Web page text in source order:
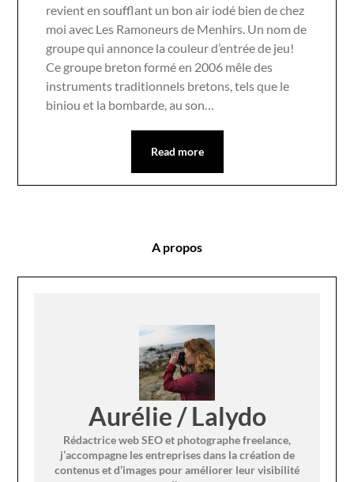
revient en soufflant un bon air iodé bien de chez
moi avec Les Ramoneurs de Menhirs. Un nom de
groupe qui annonce la couleur d’entrée de jeu!
Ce groupe breton formé en 2006 mêle des
instruments traditionnels bretons, tels que le
biniou et la bombarde, au son…
Read more
A propos
Aurélie / Lalydo
Rédactrice web SEO et photographe freelance,
j’accompagne les entreprises dans la création de
contenus et d’images pour améliorer leur visibilité